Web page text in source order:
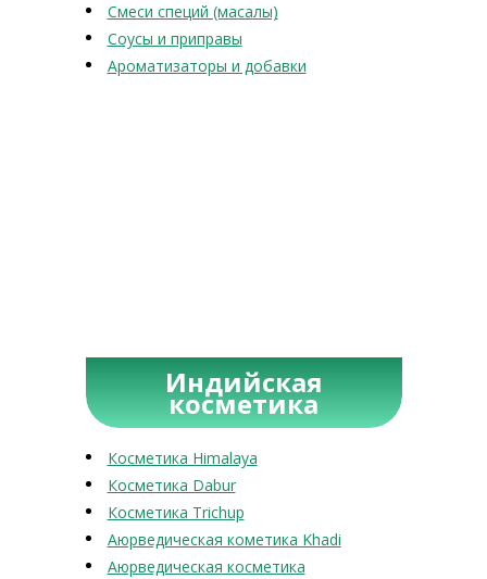
Смеси специй (масалы)
Соусы и приправы
Ароматизаторы и добавки
Индийская
косметика
Косметика Himalaya
Косметика Dabur
Косметика Trichup
Аюрведическая кометика Khadi
Аюрведическая косметика